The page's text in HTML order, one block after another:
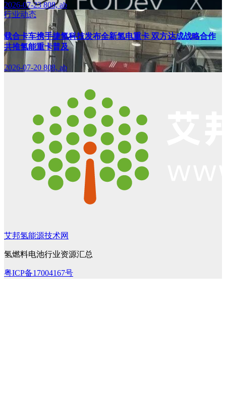
2026-07-23808, ab
行业动态
载合卡车携手捷氢科技发布全新氢电重卡 双方达成战略合作
共推氢能重卡普及
2026-07-20 808, ab
艾邦氢能源技术网
氢燃料电池行业资源汇总
粤ICP备17004167号